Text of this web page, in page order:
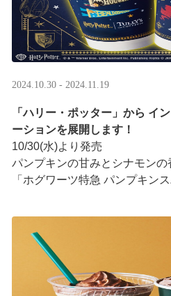
2024.10.30 - 2024.11.19
「ハリー・ポッター」から イ
ーションを展開します！
10/30(水)より発売
パンプキンの甘みとシナモンの
「ホグワーツ特急 パンプキン
「炎のゴブレット ロイヤルミル
「ハリー・ポッター」 ···